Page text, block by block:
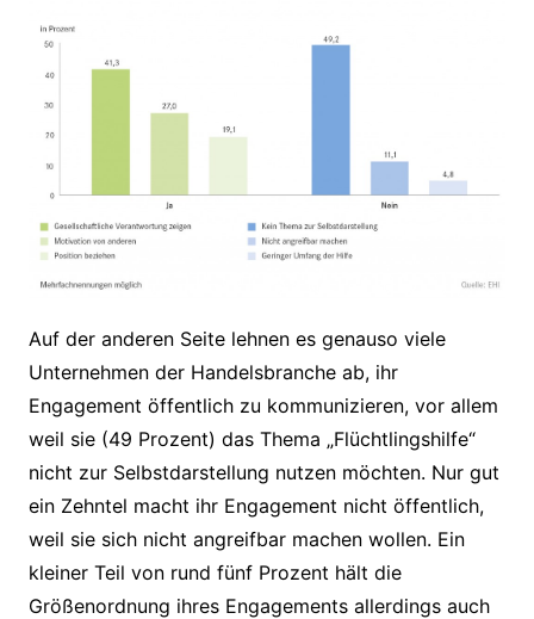
Auf der anderen Seite lehnen es genauso viele
Unternehmen der Handelsbranche ab, ihr
Engagement öffentlich zu kommunizieren, vor allem
weil sie (49 Prozent) das Thema „Flüchtlingshilfe“
nicht zur Selbstdarstellung nutzen möchten. Nur gut
ein Zehntel macht ihr Engagement nicht öffentlich,
weil sie sich nicht angreifbar machen wollen. Ein
kleiner Teil von rund fünf Prozent hält die
Größenordnung ihres Engagements allerdings auch